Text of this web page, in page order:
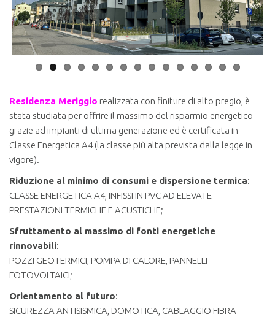
ous
Residenza Meriggio realizzata con finiture di alto pregio, è
stata studiata per offrire il massimo del risparmio energetico
grazie ad impianti di ultima generazione ed è certificata in
Classe Energetica A4 (la classe più alta prevista dalla legge in
vigore).
Riduzione al minimo di consumi e dispersione termica:
CLASSE ENERGETICA A4, INFISSI IN PVC AD ELEVATE
PRESTAZIONI TERMICHE E ACUSTICHE;
Sfruttamento al massimo di fonti energetiche
rinnovabili:
POZZI GEOTERMICI, POMPA DI CALORE, PANNELLI
FOTOVOLTAICI;
Orientamento al futuro:
SICUREZZA ANTISISMICA, DOMOTICA, CABLAGGIO FIBRA